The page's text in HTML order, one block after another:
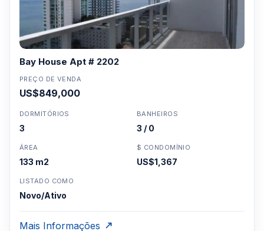
Bay House Apt # 2202
PREÇO DE VENDA
US$849,000
DORMITÓRIOS
3
BANHEIROS
3 / 0
ÁREA
133 m2
$ CONDOMÍNIO
US$1,367
LISTADO COMO
Novo/Ativo
Mais Informações